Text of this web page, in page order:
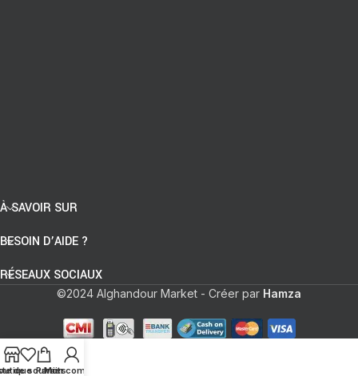
À SAVOIR SUR
BESOIN D’AIDE ?
RÉSEAUX SOCIAUX
©2024 Alghandour Market - Créer par Hamza
de souhaits
Panier
Mon compte